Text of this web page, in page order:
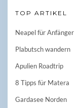
TOP ARTIKEL
Neapel für Anfänger
Plabutsch wandern
Apulien Roadtrip
8 Tipps für Matera
Gardasee Norden